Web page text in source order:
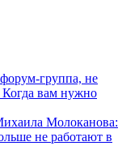
группа, не
вам нужно
Молоканова:
не работают в